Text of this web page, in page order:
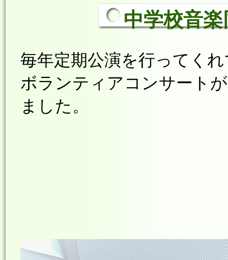
中学校音
毎年定期公演を行ってく
ボランティアコンサート
ました。